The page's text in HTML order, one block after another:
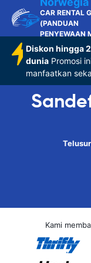
CAR RENTAL
(PANDUAN
PENYEWAAN
Diskon hingga
dunia Promosi
manfaatkan
Kami